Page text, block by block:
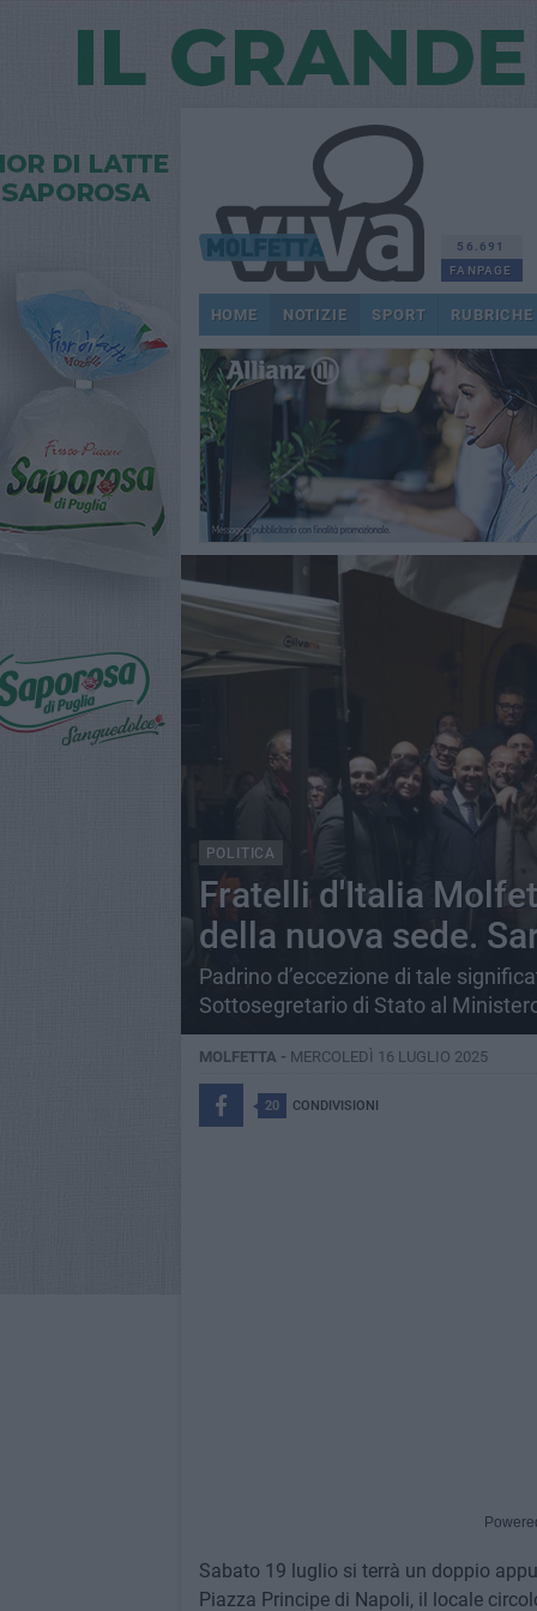
56.691
FANPAGE
HOME NOTIZIE SPORT RUBRICHE
POLITICA
Fratelli d'Italia
della nuova sede.
Padrino d’eccezione di tale
Sottosegretario di Stato al
MOLFETTA - MERCOLEDÌ 16 LUGLIO 2025
20 CONDIVISIONI
Sabato 19 luglio si terrà un doppio
Piazza Principe di Napoli, il locale